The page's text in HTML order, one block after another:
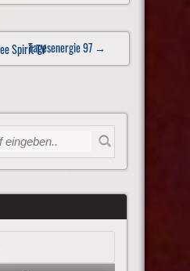
Spirit TVTagesenergie 97 →